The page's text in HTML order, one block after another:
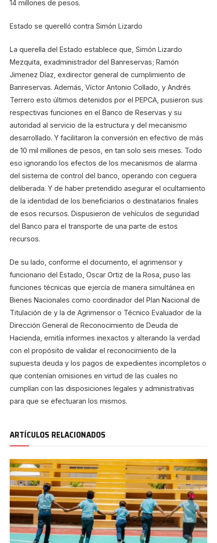
14 millones de pesos.
Estado se querelló contra Simón Lizardo
La querella del Estado establece que, Simón Lizardo
Mezquita, exadministrador del Banreservas; Ramón
Jimenez Díaz, exdirector general de cumplimiento de
Banreservas. Además, Víctor Antonio Collado, y Andrés
Terrero esto últimos detenidos por el PEPCA, pusieron sus
respectivas funciones en el Banco de Reservas y su
autoridad al servicio de la estructura y del mecanismo
desarrollado. Y facilitaron la conversión en efectivo de más
de 10 mil millones de pesos, en tan solo seis meses. Todo
eso ignorando los efectos de los mecanismos de alarma
del sistema de control del banco, operando con ceguera
deliberada. Y de haber pretendido asegurar el ocultamiento
de la identidad de los beneficiarios o destinatarios finales
de esos recursos. Dispusieron de vehículos de seguridad
del Banco para el transporte de una parte de estos
recursos.
De su lado, conforme el documento, el agrimensor y
funcionario del Estado, Oscar Ortiz de la Rosa, puso las
funciones técnicas que ejercía de manera simultánea en
Bienes Nacionales como coordinador del Plan Nacional de
Titulación de y la de Agrimensor o Técnico Evaluador de la
Dirección General de Reconocimiento de Deuda de
Hacienda, emitía informes inexactos y alterando la verdad
con el propósito de validar el reconocimiento de la
supuesta deuda y los pagos de expedientes incompletos o
que contenían omisiones en virtud de las cuales no
cumplían con las disposiciones legales y administrativas
para que se efectuaran los mismos.
ARTÍCULOS RELACIONADOS